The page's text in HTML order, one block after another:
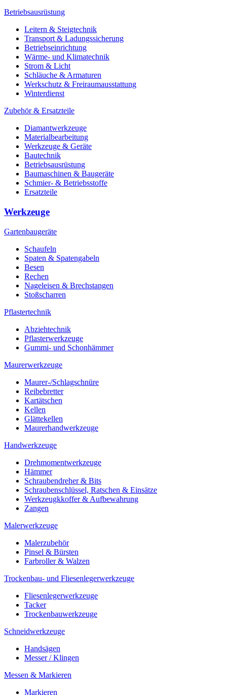
Betriebsausrüstung
Leitern & Steigtechnik
Transport & Ladungssicherung
Betriebseinrichtung
Wärme- und Klimatechnik
Strom & Licht
Schläuche & Armaturen
Werkschutz & Freiraumausstattung
Winterdienst
Zubehör & Ersatzteile
Diamantwerkzeuge
Materialbearbeitung
Werkzeuge & Geräte
Bautechnik
Betriebsausrüstung
Baumaschinen & Baugeräte
Schmier- & Betriebsstoffe
Ersatzteile
Werkzeuge
Gartenbaugeräte
Schaufeln
Spaten & Spatengabeln
Besen
Rechen
Nageleisen & Brechstangen
Stoßscharren
Pflastertechnik
Abziehtechnik
Pflasterwerkzeuge
Gummi- und Schonhämmer
Maurerwerkzeuge
Maurer-/Schlagschnüre
Reibebretter
Kartätschen
Kellen
Glättekellen
Maurerhandwerkzeuge
Handwerkzeuge
Drehmomentwerkzeuge
Hämmer
Schraubendreher & Bits
Schraubenschlüssel, Ratschen & Einsätze
Werkzeugkkoffer & Aufbewahrung
Zangen
Malerwerkzeuge
Malerzubehör
Pinsel & Bürsten
Farbroller & Walzen
Trockenbau- und Fliesenlegerwerkzeuge
Fliesenlegerwerkzeuge
Tacker
Trockenbauwerkzeuge
Schneidwerkzeuge
Handsägen
Messer / Klingen
Messen & Markieren
Markieren